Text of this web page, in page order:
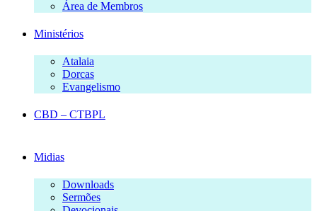
Área de Membros
Ministérios
Atalaia
Dorcas
Evangelismo
CBD – CTBPL
Midias
Downloads
Sermões